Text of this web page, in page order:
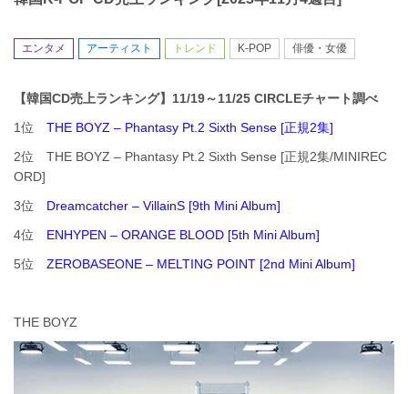
エンタメ アーティスト トレンド K-POP 俳優・女優
【韓国CD売上ランキング】11/19～11/25 CIRCLEチャート調べ
1位 THE BOYZ – Phantasy Pt.2 Sixth Sense [正規2集]
2位 THE BOYZ – Phantasy Pt.2 Sixth Sense [正規2集/MINIREC
ORD]
3位 Dreamcatcher – VillainS [9th Mini Album]
4位 ENHYPEN – ORANGE BLOOD [5th Mini Album]
5位 ZEROBASEONE – MELTING POINT [2nd Mini Album]
THE BOYZ